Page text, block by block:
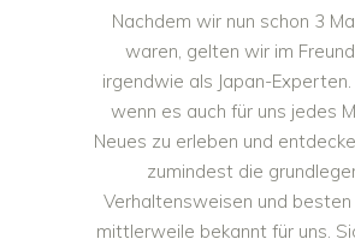
Nachdem wir nun schon 3
waren, gelten wir im
irgendwie als Japan-Experten.
wenn es auch für uns jedes
Neues zu erleben und
zumindest die
Verhaltensweisen und besten
mittlerweile bekannt für uns.